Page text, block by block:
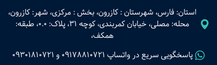
استان: فارس، شهرستان : کازرون، بخش : مرکزی، شهر: کازرون،
محله: مصلی، خیابان کمربندی، کوچه 31، پلاک: 0.0، طبقه:
همکف،
پاسخگویی سریع در واتساپ 09178810721 و 09301810721